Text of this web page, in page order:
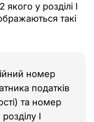
якого у розділі I
такі
номер
податків
та номер
I